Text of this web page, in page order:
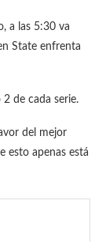
a las 5:30 va
State enfrenta
de cada serie.
del mejor
esto apenas está